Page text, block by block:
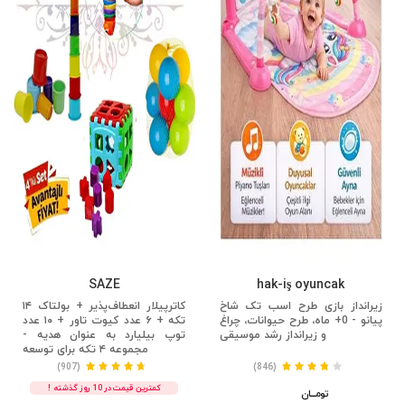
hak-iş oyuncak
زیرانداز بازی طرح اسب تک شاخ
پیانو - 0+ ماه، طرح حیوانات، چراغ
و زیرانداز رشد موسیقی
(846)
تومــــــان
SAZE
کاترپیلار انعطاف‌پذیر + بولتاک ۱۴
تکه + ۶ عدد کیوت تاور + ۱۰ عدد
توپ بیلیارد به عنوان هدیه -
مجموعه ۴ تکه برای توسعه
(907)
کمترین قیمت در 10 روز گذشته !